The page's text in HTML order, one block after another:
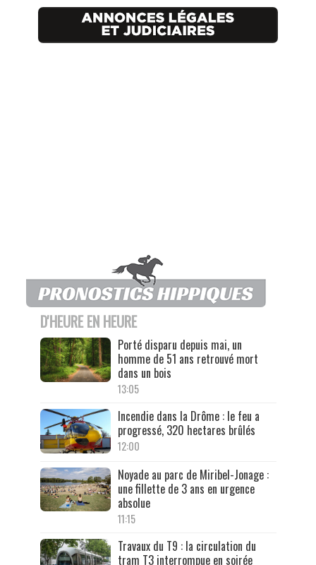
D'HEURE EN HEURE
Porté disparu depuis mai, un
homme de 51 ans retrouvé mort
dans un bois
13:05
Incendie dans la Drôme : le feu a
progressé, 320 hectares brûlés
12:00
Noyade au parc de Miribel-Jonage :
une fillette de 3 ans en urgence
absolue
11:15
Travaux du T9 : la circulation du
tram T3 interrompue en soirée